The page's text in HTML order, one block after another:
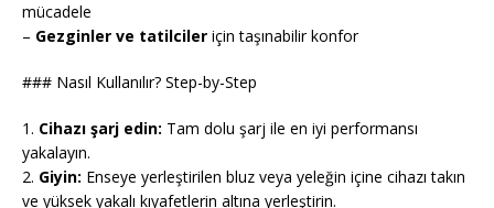
mücadele
– Gezginler ve tatilciler için taşınabilir konfor
### Nasıl Kullanılır? Step-by-Step
1. Cihazı şarj edin: Tam dolu şarj ile en iyi performansı
yakalayın.
2. Giyin: Enseye yerleştirilen bluz veya yeleğin içine cihazı takın
ve yüksek yakalı kıyafetlerin altına yerleştirin.